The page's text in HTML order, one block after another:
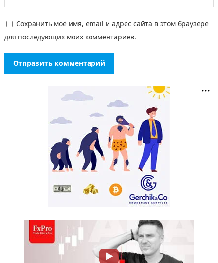
Сохранить моё имя, email и адрес сайта в этом браузере
для последующих моих комментариев.